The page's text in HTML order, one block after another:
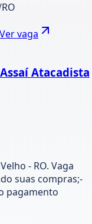
Ver vaga
Atacadista
- RO. Vaga
suas compras;-
pagamento